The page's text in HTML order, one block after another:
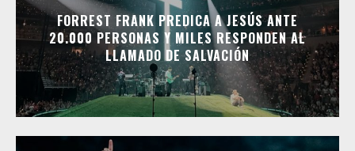
FORREST FRANK PREDICA A JESÚS ANTE
20.000 PERSONAS Y MILES RESPONDEN AL
LLAMADO DE SALVACIÓN